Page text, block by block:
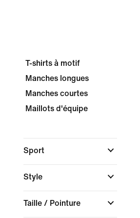
T-shirts à motif
Manches longues
Manches courtes
Maillots d'équipe
Sport
Style
Taille / Pointure